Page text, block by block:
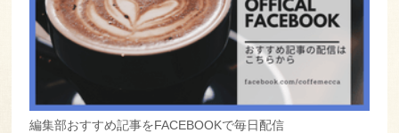
編集部おすすめ記事をFACEBOOKで毎日配信